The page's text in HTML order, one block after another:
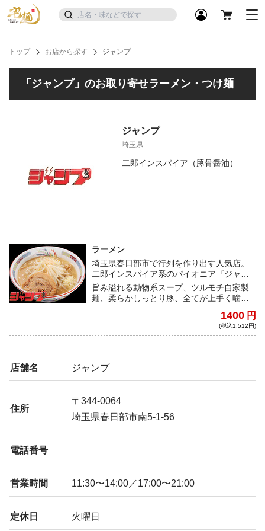
トップ お店から探す ジャンプ
「ジャンプ」のお取り寄せラーメン・つけ麺
ジャンプ
埼玉県
二郎インスパイア（豚骨醤油）
ラーメン
埼玉県春日部市で行列を作り出す人気店。
二郎インスパイア系のパイオニア『ジャン
プ』が宅麺降臨！！
旨み溢れる動物系スープ、ツルモチ自家製
麺、柔らかしっとり豚、全てが上手く噛み
1400 円
(税込1,512円)
店舗名 ジャンプ
住所
〒344-0064
埼玉県春日部市南5-1-56
電話番号
営業時間 11:30〜14:00／17:00〜21:00
定休日 火曜日